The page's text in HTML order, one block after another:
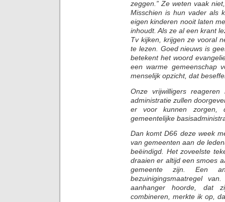
zeggen.” Ze weten vaak
Misschien is hun vader als
eigen kinderen nooit laten
inhoudt. Als ze al een krant
Tv kijken, krijgen ze vooral
te lezen. Goed nieuws is
betekent het woord
een warme gemeenschap
menselijk opzicht, dat
Onze vrijwilligers
administratie zullen
er voor kunnen zorgen,
gemeentelijke
Dan komt D66 deze week
van gemeenten aan de
beëindigd. Het zoveelste
draaien er altijd een smoes
gemeente zijn. Een
bezuinigingsmaatregel
aanhanger hoorde, dat
combineren, merkte ik op,